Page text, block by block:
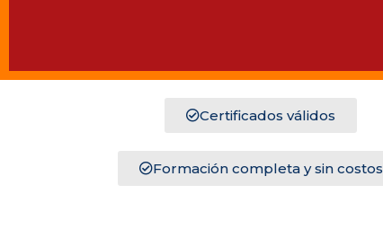
Certificados válidos
Formación completa y sin costos